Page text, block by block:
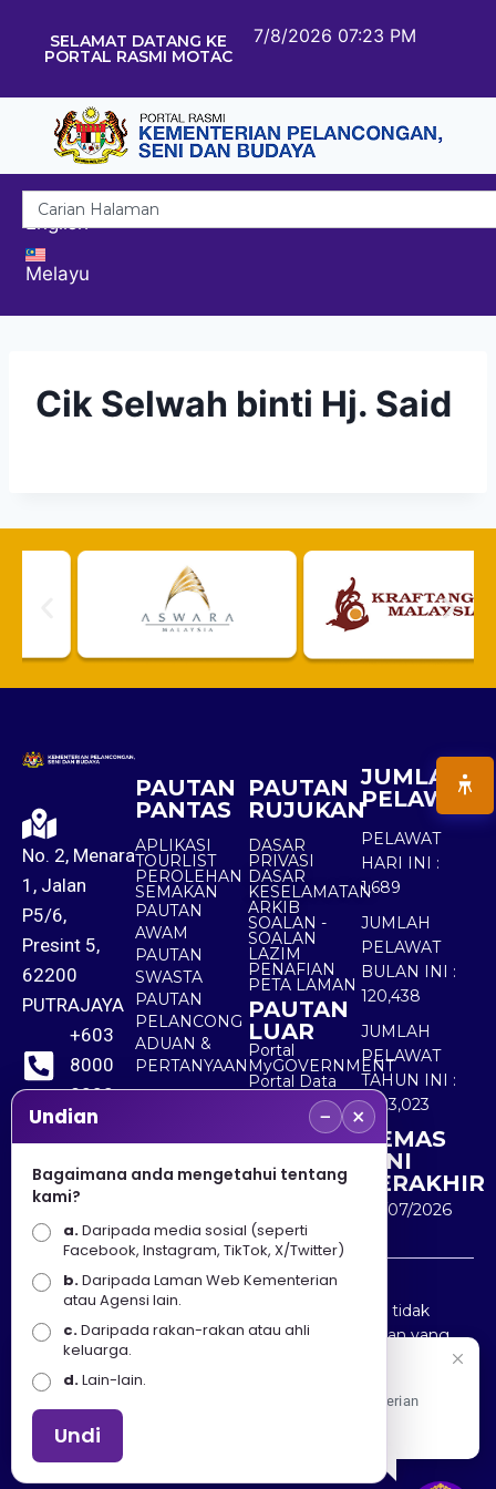
SELAMAT DATANG KE
PORTAL RASMI MOTAC
7/8/2026 07:23 PM
English
Melayu
Cik Selwah binti Hj. Said
No. 2, Menara
1, Jalan
P5/6,
Presint 5,
62200
PUTRAJAYA
+603
8000
8000
+603
8891
7100
PAUTAN
PANTAS
APLIKASI
TOURLIST
PEROLEHAN
SEMAKAN
PAUTAN
AWAM
PAUTAN
SWASTA
PAUTAN
PELANCONG
ADUAN &
PERTANYAAN
PAUTAN
RUJUKAN
DASAR
PRIVASI
DASAR
KESELAMATAN
ARKIB
SOALAN -
SOALAN
LAZIM
PENAFIAN
PETA LAMAN
PAUTAN
LUAR
Portal
MyGOVERNMENT
Portal Data
Terbuka
Sektor Awam
JUMLAH
PELAWAT
PELAWAT
HARI INI :
1,689
JUMLAH
PELAWAT
BULAN INI :
120,438
JUMLAH
PELAWAT
TAHUN INI :
5,523,023
KEMAS
KINI
TERAKHIR
30/07/2026
Penafian : Kerajaan Malaysia dan Kementerian
Pelancongan Seni dan Budaya (MOTAC) adalah tidak
bertanggungjawab atas kehilangan atau kerugian yang
disebabkan oleh penggunaan mana-mana maklumat
yang diperolehi dari portal ini.
Hakcipta © 2025 KEMENTERIAN PELANCONGAN SENI
DAN BUDAYA. | Hak Cipta Terpelihara.
Undian − ×
Bagaimana anda mengetahui tentang
kami?
a.Daripada media sosial (seperti
Facebook, Instagram, TikTok, X/Twitter)
b.Daripada Laman Web Kementerian
atau Agensi lain.
c.Daripada rakan-rakan atau ahli
keluarga.
d.Lain-lain.
Undi
Apa Khabar! Selamat datang ke Portal Rasmi Kementerian
Pelancongan, Seni dan Budaya